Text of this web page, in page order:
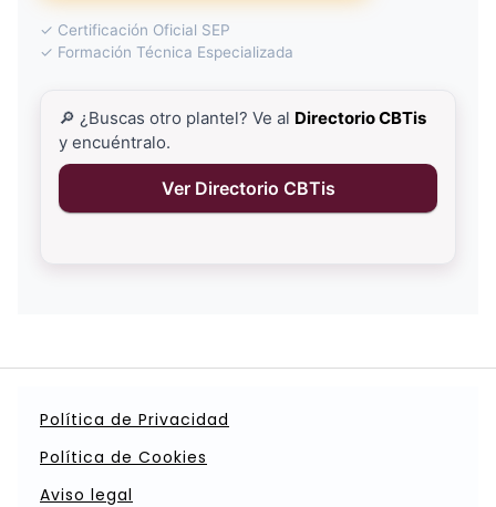
✓ Certificación Oficial SEP
✓ Formación Técnica Especializada
🔎 ¿Buscas otro plantel? Ve al Directorio CBTis
y encuéntralo.
Ver Directorio CBTis
Política de Privacidad
Política de Cookies
Aviso legal